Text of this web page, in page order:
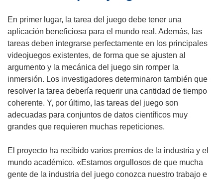
a
n
)
En primer lugar, la tarea del juego debe tener una
aplicación beneficiosa para el mundo real. Además, las
tareas deben integrarse perfectamente en los principales
videojuegos existentes, de forma que se ajusten al
argumento y la mecánica del juego sin romper la
inmersión. Los investigadores determinaron también que
resolver la tarea debería requerir una cantidad de tiempo
coherente. Y, por último, las tareas del juego son
adecuadas para conjuntos de datos científicos muy
grandes que requieren muchas repeticiones.
El proyecto ha recibido varios premios de la industria y el
mundo académico. «Estamos orgullosos de que mucha
gente de la industria del juego conozca nuestro trabajo e